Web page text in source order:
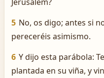
5 No, os digo; antes si
pereceréis asimismo.
6 Y dijo esta parábola:
plantada en su viña, y